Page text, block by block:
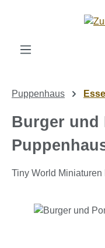
Zum Hauptinhalt
Puppenhaus
Burger und
Tiny World Miniaturen
Bildergalerie